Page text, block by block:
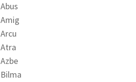
Abus
Amig
Arcu
Atra
Azbe
Bilma